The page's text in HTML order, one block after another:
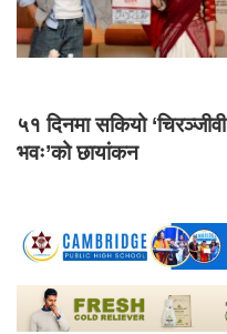
५१ दिनमा सकियो ‘चिरञ्जीवी
भवः’को छायांकन